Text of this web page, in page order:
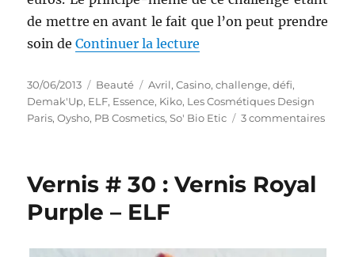
de mettre en avant le fait que l’on peut prendre
soin deContinuer la lecture
Publié
le
30/06/2013 Catégories
Beauté Étiquettes
Avril,Casino,challenge,défi,
Demak'Up, ELF, Essence, Kiko, Les Cosmétiques Design
Paris,Oysho, PB Cosmetics,So' Bio Etic 3 commentairessur
Vernis # 30 : Vernis Royal
Purple – ELF